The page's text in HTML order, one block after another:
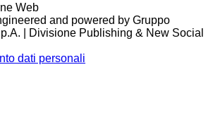
and powered by Gruppo
| Divisione Publishing & New Social
dati personali